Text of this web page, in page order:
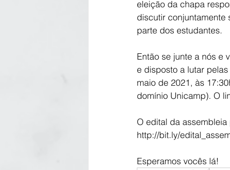
eleição da chapa
discutir conjuntamente
parte dos estudantes.
Então se junte a nós e
e disposto a lutar
maio de 2021, às
domínio Unicamp). O
O edital da
http://bit.ly/
Esperamos vocês lá!